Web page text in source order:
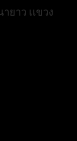
ยาว เเขวง